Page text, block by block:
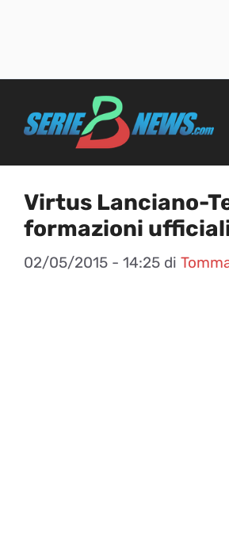
Virtus Lanciano-
formazioni
02/05/2015 - 14:25 di